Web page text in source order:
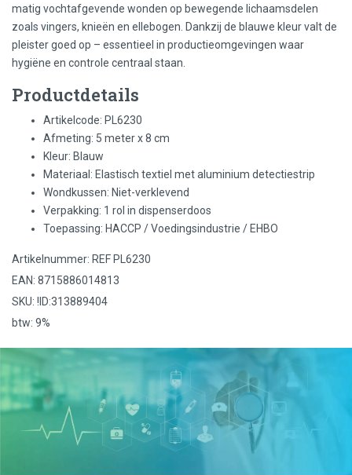
matig vochtafgevende wonden op bewegende lichaamsdelen
zoals vingers, knieën en ellebogen. Dankzij de blauwe kleur valt de
pleister goed op – essentieel in productieomgevingen waar
hygiëne en controle centraal staan.
Productdetails
Artikelcode: PL6230
Afmeting: 5 meter x 8 cm
Kleur: Blauw
Materiaal: Elastisch textiel met aluminium detectiestrip
Wondkussen: Niet-verklevend
Verpakking: 1 rol in dispenserdoos
Toepassing: HACCP / Voedingsindustrie / EHBO
Artikelnummer: REF PL6230
EAN: 8715886014813
SKU: !ID:313889404
btw: 9%